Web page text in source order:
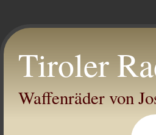
Tiroler
Waffenräder von